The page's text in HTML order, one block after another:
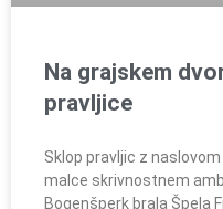
Na grajskem
pravljice
Sklop pravljic z
malce skrivnostnem
Bogenšperk brala Špela